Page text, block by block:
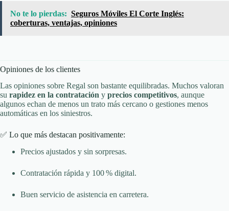
No te lo pierdas: Seguros Móviles El Corte Inglés:
coberturas, ventajas, opiniones
Opiniones de los clientes
Las opiniones sobre Regal son bastante equilibradas. Muchos valoran
su rapidez en la contratación y precios competitivos, aunque
algunos echan de menos un trato más cercano o gestiones menos
automáticas en los siniestros.
✅ Lo que más destacan positivamente:
Precios ajustados y sin sorpresas.
Contratación rápida y 100 % digital.
Buen servicio de asistencia en carretera.